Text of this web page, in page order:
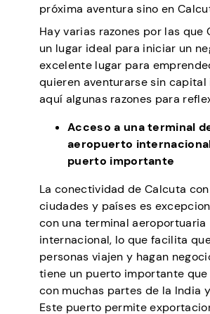
próxima aventura sino en
Hay varias razones por las que
un lugar ideal para iniciar un
excelente lugar para
quieren aventurarse sin capital
aquí algunas razones para
Acceso a una terminal
aeropuerto
puerto importante
La conectividad de Calcuta
ciudades y países es
con una terminal aeroportuaria
internacional, lo que facilita
personas viajen y hagan
tiene un puerto importante
con muchas partes de la India
Este puerto permite